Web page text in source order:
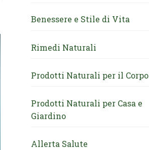
Benessere e Stile di Vita
Rimedi Naturali
Prodotti Naturali per il Corpo
Prodotti Naturali per Casa e
Giardino
Allerta Salute